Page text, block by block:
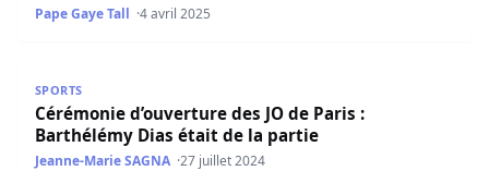
Pape Gaye Tall 4 avril 2025
SPORTS
Cérémonie d’ouverture des JO de Paris :
Barthélémy Dias était de la partie
Jeanne-Marie SAGNA 27 juillet 2024